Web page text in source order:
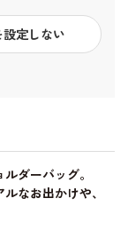
定しない
ダーバッグ。
なお出かけや、